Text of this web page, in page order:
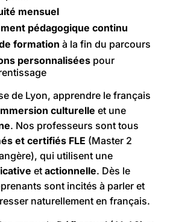
mensuel
pédagogique continu
formation à la fin du parcours
personnalisées pour
de Lyon, apprendre le français
culturelle et une
. Nos professeurs sont tous
et certifiés FLE (Master 2
qui utilisent une
et actionnelle. Dès le
sont incités à parler et
naturellement en français.